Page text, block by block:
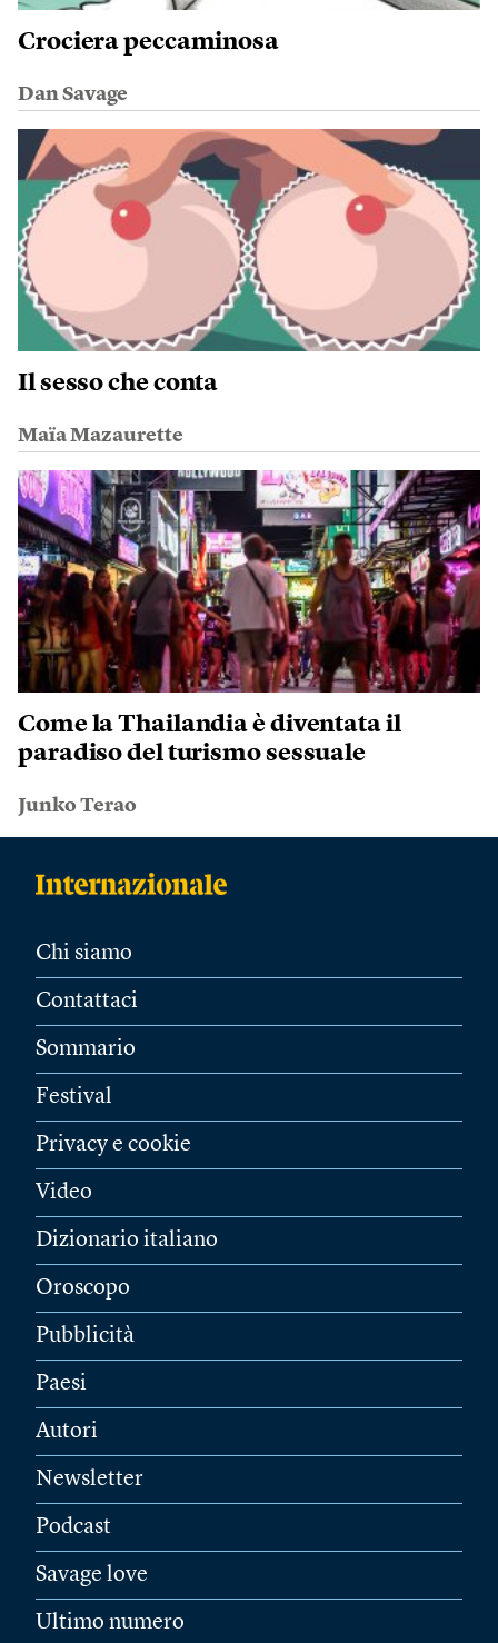
Crociera peccaminosa
Dan Savage
Il sesso che conta
Maïa Mazaurette
Come la Thailandia è diventata il
paradiso del turismo sessuale
Junko Terao
Chi siamo
Contattaci
Sommario
Festival
Privacy e cookie
Video
Dizionario italiano
Oroscopo
Pubblicità
Paesi
Autori
Newsletter
Podcast
Savage love
Ultimo numero